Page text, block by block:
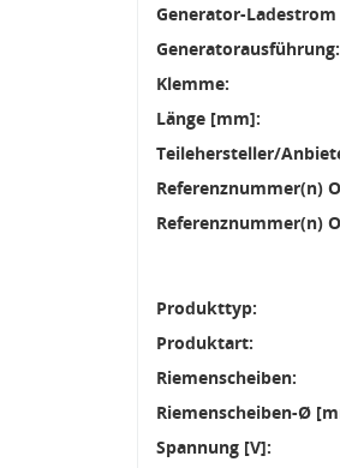
Generator-Ladestrom
Generatorausführung:
Klemme:
Länge [mm]:
Teilehersteller/
Referenznummer(n)
Referenznummer(n)
Produkttyp:
Produktart:
Riemenscheiben:
Riemenscheiben-Ø
Spannung [V]: